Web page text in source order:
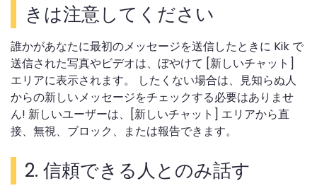
きは注意してください
誰かがあなたに最初のメッセージを送信したときに Kik で
送信された写真やビデオは、ぼやけて [新しいチャット]
エリアに表示されます。 したくない場合は、見知らぬ人
からの新しいメッセージをチェックする必要はありませ
ん! 新しいユーザーは、[新しいチャット] エリアから直
接、無視、ブロック、または報告できます。
2. 信頼できる人とのみ話す